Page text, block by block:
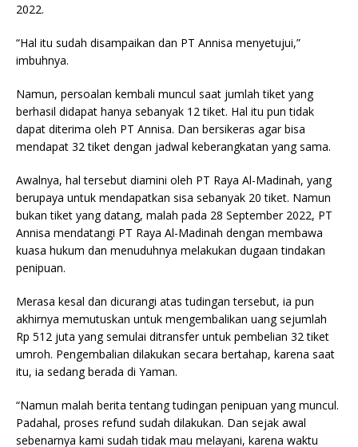
2022.
“Hal itu sudah disampaikan dan PT Annisa menyetujui,”
imbuhnya.
Namun, persoalan kembali muncul saat jumlah tiket yang
berhasil didapat hanya sebanyak 12 tiket. Hal itu pun tidak
dapat diterima oleh PT Annisa. Dan bersikeras agar bisa
mendapat 32 tiket dengan jadwal keberangkatan yang sama.
Awalnya, hal tersebut diamini oleh PT Raya Al-Madinah, yang
berupaya untuk mendapatkan sisa sebanyak 20 tiket. Namun
bukan tiket yang datang, malah pada 28 September 2022, PT
Annisa mendatangi PT Raya Al-Madinah dengan membawa
kuasa hukum dan menuduhnya melakukan dugaan tindakan
penipuan.
Merasa kesal dan dicurangi atas tudingan tersebut, ia pun
akhirnya memutuskan untuk mengembalikan uang sejumlah
Rp 512 juta yang semulai ditransfer untuk pembelian 32 tiket
umroh. Pengembalian dilakukan secara bertahap, karena saat
itu, ia sedang berada di Yaman.
“Namun malah berita tentang tudingan penipuan yang muncul.
Padahal, proses refund sudah dilakukan. Dan sejak awal
sebenarnya kami sudah tidak mau melayani, karena waktu